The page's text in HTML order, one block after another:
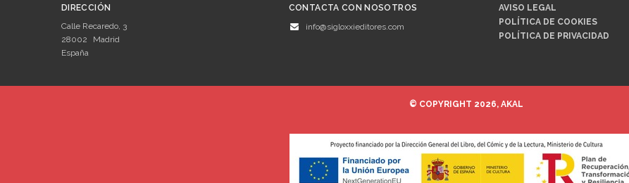
DIRECCIÓN
Calle Recaredo, 3
28002
Madrid
España
CONTACTA CON NOSOTROS
info@sigloxxieditores.com
AVISO LEGAL
POLÍTICA DE COOKIES
POLÍTICA DE PRIVACIDAD
© COPYRIGHT 2026, AKAL